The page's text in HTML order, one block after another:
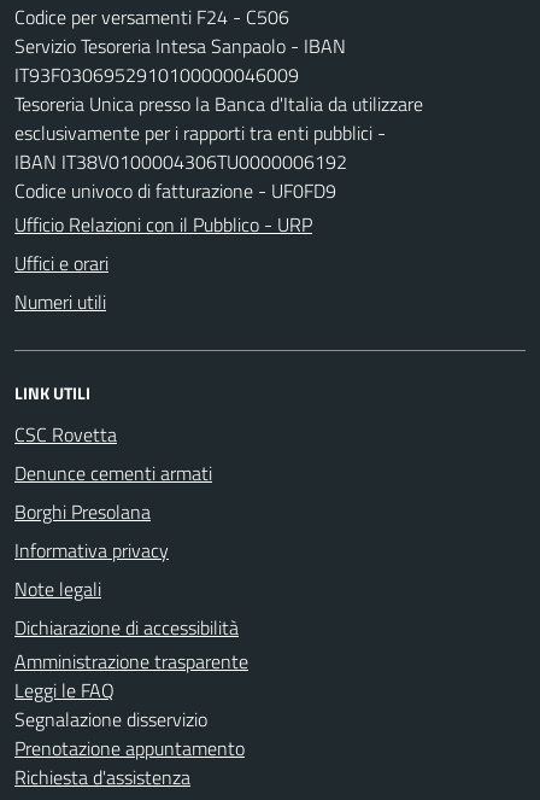
Codice per versamenti F24 - C506
Servizio Tesoreria Intesa Sanpaolo - IBAN
IT93F0306952910100000046009
Tesoreria Unica presso la Banca d'Italia da utilizzare
esclusivamente per i rapporti tra enti pubblici -
IBAN IT38V0100004306TU0000006192
Codice univoco di fatturazione - UF0FD9
Ufficio Relazioni con il Pubblico - URP
Uffici e orari
Numeri utili
LINK UTILI
CSC Rovetta
Denunce cementi armati
Borghi Presolana
Informativa privacy
Note legali
Dichiarazione di accessibilità
Amministrazione trasparente
Leggi le FAQ
Segnalazione disservizio
Prenotazione appuntamento
Richiesta d'assistenza